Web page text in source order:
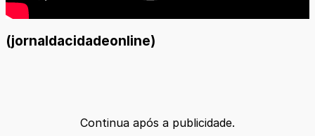
(jornaldacidadeonline)
Continua após a publicidade.